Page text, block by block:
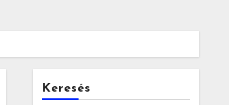
Keresés